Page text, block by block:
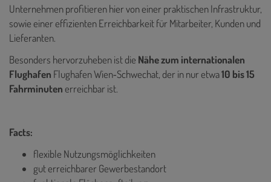
Unternehmen profitieren hier von einer praktischen Infrastruktur,
sowie einer effizienten Erreichbarkeit für Mitarbeiter, Kunden und
Lieferanten.
Besonders hervorzuheben ist die Nähe zum internationalen
Flughafen Flughafen Wien‑Schwechat, der in nur etwa10 bis 15
Fahrminuten erreichbar ist.
Facts:
flexible Nutzungsmöglichkeiten
gut erreichbarer Gewerbestandort